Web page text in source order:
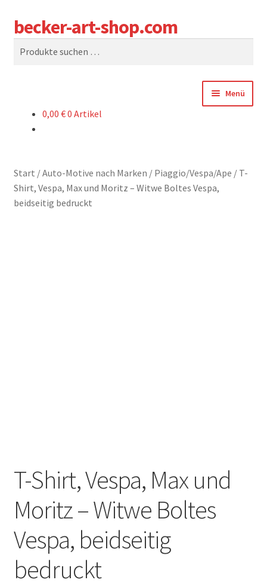
Zur
Navigation
springen
Zum
Inhalt
springen
becker-art-shop.com
Suchen
Menü
KASSE
0,00 €0 Artikel
Start /Auto-Motive nach Marken / Piaggio/Vespa/Ape / T-
Shirt, Vespa, Max und Moritz – Witwe Boltes Vespa,
beidseitig bedruckt
T-Shirt, Vespa, Max und
Moritz – Witwe Boltes
Vespa, beidseitig
bedruckt